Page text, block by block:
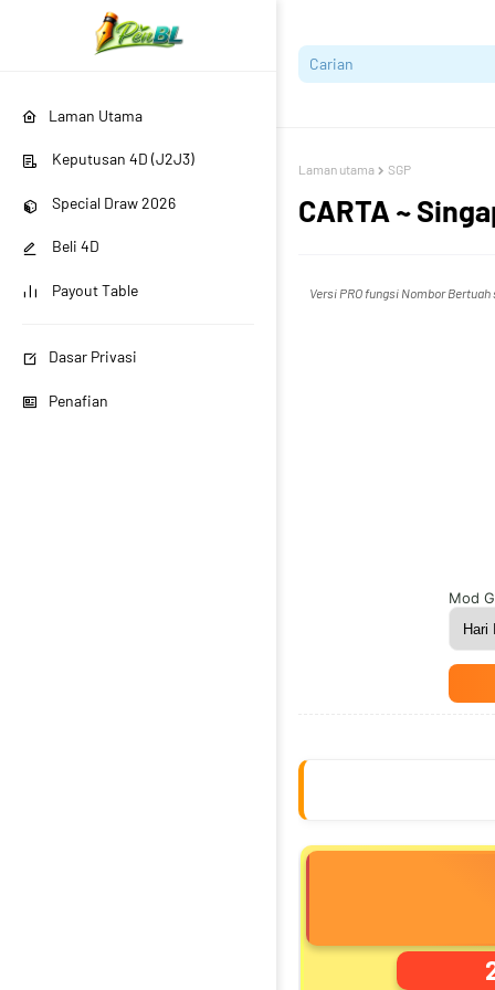
Laman Utama
Keputusan 4D (J2J3)
Special Draw 2026
Beli 4D
Payout Table
Dasar Privasi
Penafian
Laman utama SGP
CARTA ~
Versi PRO fungsi Nombor
Mod